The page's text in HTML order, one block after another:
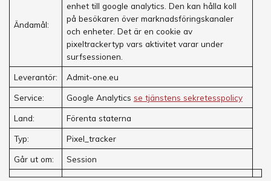
Ändamål:
enhet till google analytics. Den kan hålla koll
på besökaren över marknadsföringskanaler
och enheter. Det är en cookie av
pixeltrackertyp vars aktivitet varar under
surfsessionen.
Leverantör:
Admit-one.eu
Service:
Google Analytics se tjänstens sekretesspolicy
Land:
Förenta staterna
Typ:
Pixel_tracker
Går ut om:
Session